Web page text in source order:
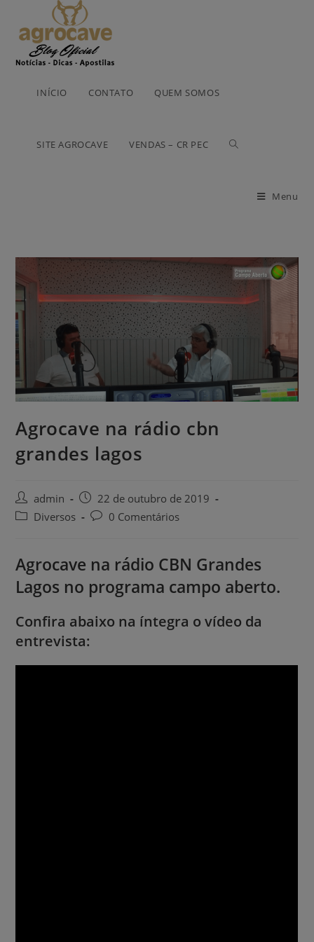
INÍCIO CONTATO QUEM SOMOS
SITE AGROCAVE VENDAS – CR PEC
Menu
Agrocave na rádio cbn
grandes lagos
admin
22 de outubro de 2019
Diversos
0 Comentários
Agrocave na rádio CBN Grandes
Lagos no programa campo aberto.
Confira abaixo na íntegra o vídeo da
entrevista: